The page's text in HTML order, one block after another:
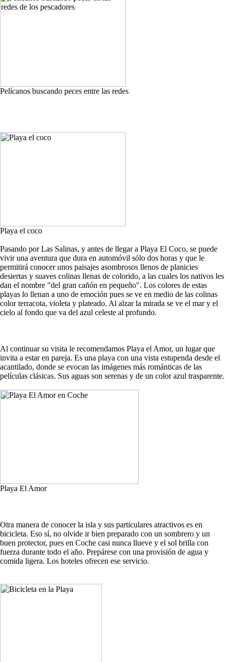
Pelícanos buscando peces entre las redes
Playa el coco
Pasando por Las Salinas, y antes de llegar a Playa El Coco, se puede
vivir una aventura que dura en automóvil sólo dos horas y que le
permitirá conocer unos paisajes asombrosos llenos de planicies
desiertas y suaves colinas llenas de colorido, a las cuales los nativos les
dan el nombre "del gran cañón en pequeño". Los colores de estas
playas lo llenan a uno de emoción pues se ve en medio de las colinas
color terracota, violeta y plateado. Al alzar la mirada se ve el mar y el
cielo al fondo que va del azul celeste al profundo.
Al continuar su visita le recomendamos Playa el Amor, un lugar que
invita a estar en pareja. Es una playa con una vista estupenda desde el
acantilado, donde se evocan las imágenes más románticas de las
películas clásicas. Sus aguas son serenas y de un color azul trasparente.
Playa El Amor
Otra manera de conocer la isla y sus particulares atractivos es en
bicicleta. Eso sí, no olvide ir bien preparado con un sombrero y un
buen protector, pues en Coche casi nunca llueve y el sol brilla con
fuerza durante todo el año. Prepárese con una provisión de agua y
comida ligera. Los hoteles ofrecen ese servicio.